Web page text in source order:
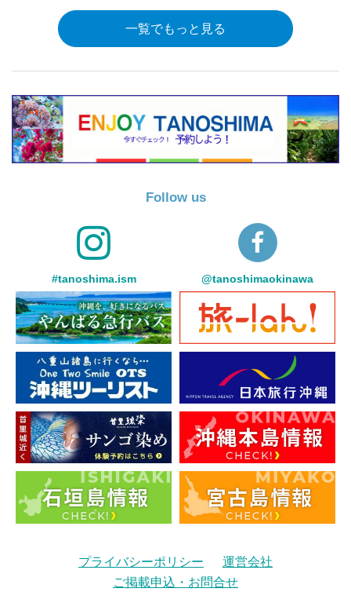
一覧でもっと見る
Follow us
#tanoshima.ism @tanoshimaokinawa
プライバシーポリシー
運営会社
ご掲載申込・お問合せ